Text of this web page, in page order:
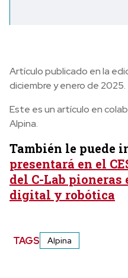
Artículo publicado en la
diciembre y enero de 2025.
Este es un artículo en
Alpina.
También le puede
presentará en el
del C-Lab pioneras
digital y robótica
TAGS Alpina